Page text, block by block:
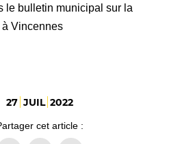
le bulletin municipal sur la
Vincennes
27 JUIL 2022
cet article :